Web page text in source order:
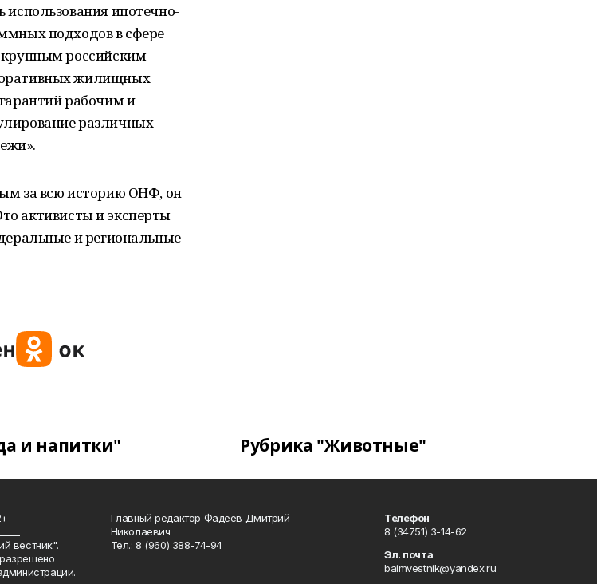
ипотечно-
подходов в сфере
российским
жилищных
рабочим и
различных
за всю историю ОНФ, он
активисты и эксперты
и региональные
и напитки" Рубрика "Животные"
вестник".
Главный редактор Фадеев Дмитрий
Николаевич
Тел.: 8 (960) 388-74-94
Телефон
8 (34751) 3-14-62
Эл. почта
baimvestnik@yandex.ru